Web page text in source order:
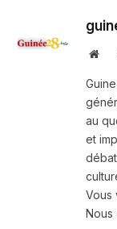
au
et
Vous
Nous